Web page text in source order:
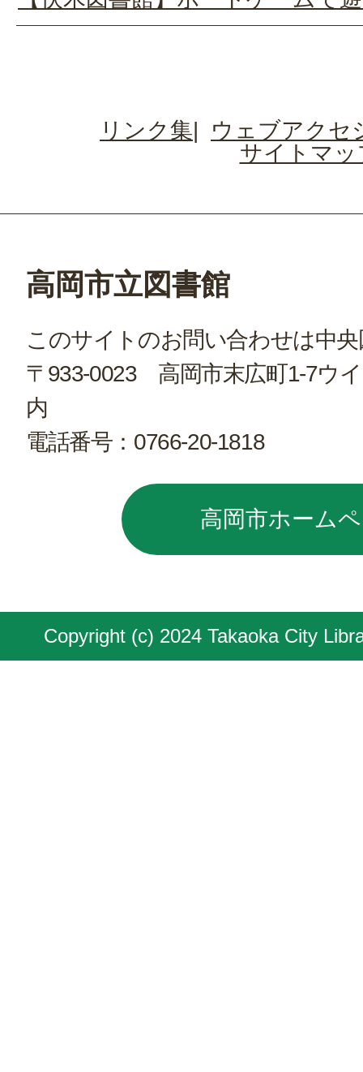
リンク集
ウェブアクセ
サイトマッ
高岡市立図書館
このサイトのお問い合わせは中
〒933-0023 高岡市末広町1-7ウ
内
電話番号： 0766-20-1818
高岡市ホーム
Copyright (c) 2024 Takaoka City